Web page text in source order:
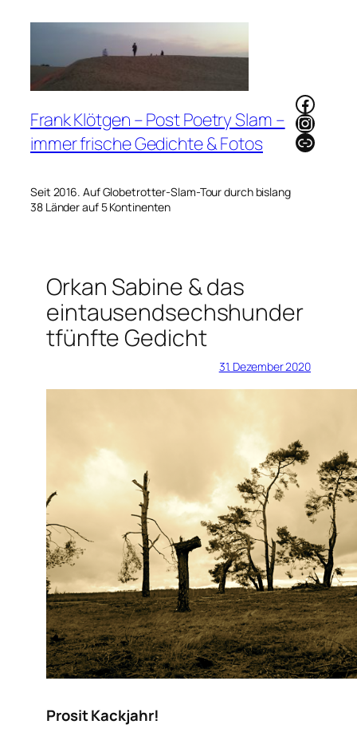
Frank Klötgen – Post Poetry Slam –
immer frische Gedichte & Fotos
Seit 2016. Auf Globetrotter-Slam-Tour durch bislang
38 Länder auf 5 Kontinenten
Link
Orkan Sabine & das
eintausendsechshunder
tfünfte Gedicht
31. Dezember 2020
Prosit Kackjahr!